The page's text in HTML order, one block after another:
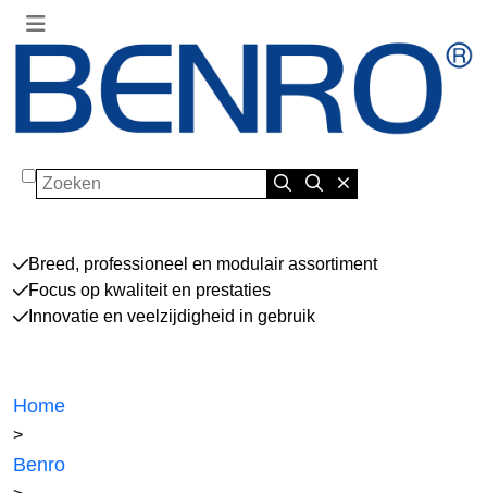
Zoeken
Breed, professioneel en modulair assortiment
Focus op kwaliteit en prestaties
Innovatie en veelzijdigheid in gebruik
Home
>
Benro